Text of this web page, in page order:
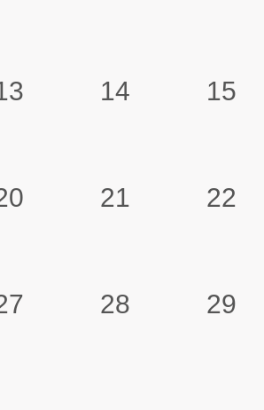
14 15
21 22
28 29